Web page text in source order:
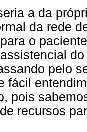
a da
da rede
o
pelo
fácil
pois
recursos